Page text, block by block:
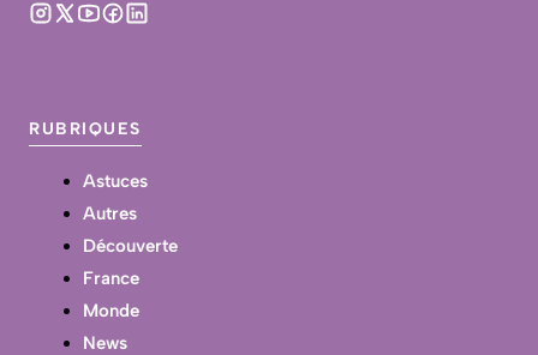
RUBRIQUES
Astuces
Autres
Découverte
France
Monde
News